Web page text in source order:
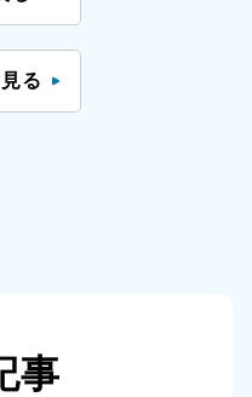
る
事